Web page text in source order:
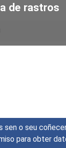
o seu
para obter
de rastros